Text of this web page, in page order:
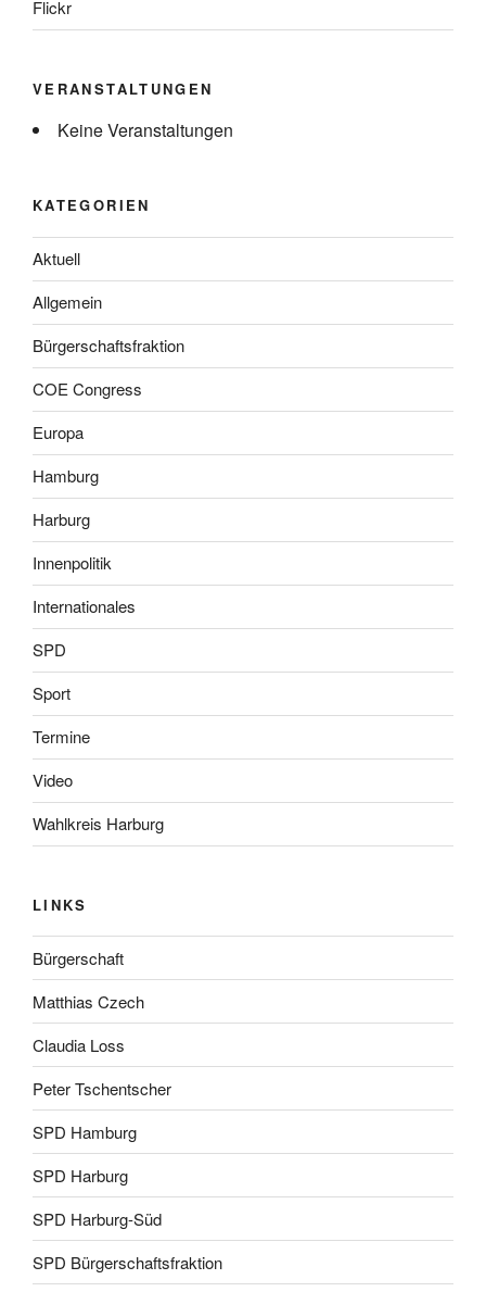
Flickr
VERANSTALTUNGEN
Keine Veranstaltungen
KATEGORIEN
Aktuell
Allgemein
Bürgerschaftsfraktion
COE Congress
Europa
Hamburg
Harburg
Innenpolitik
Internationales
SPD
Sport
Termine
Video
Wahlkreis Harburg
LINKS
Bürgerschaft
Matthias Czech
Claudia Loss
Peter Tschentscher
SPD Hamburg
SPD Harburg
SPD Harburg-Süd
SPD Bürgerschaftsfraktion